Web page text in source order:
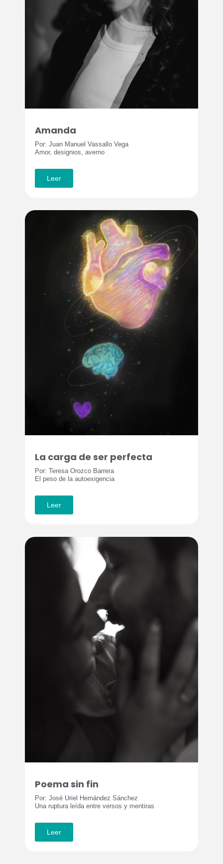
Amanda
Por: Juan Manuel Vassallo Vega
Amor, designios, averno
Leer
La carga de ser perfecta
Por: Teresa Orozco Barrera
El peso de la autoexigencia
Leer
Poema sin fin
Por: José Uriel Hernández Sánchez
Una ruptura leída entre versos y mentiras
Leer